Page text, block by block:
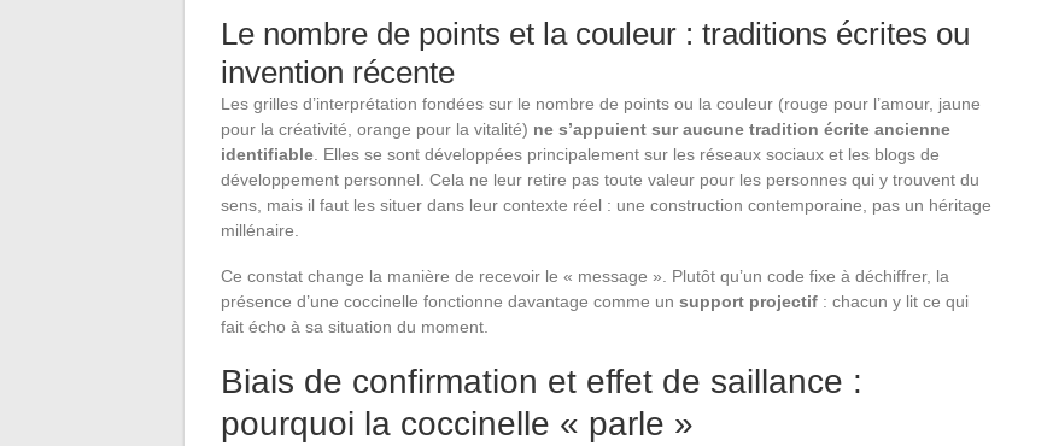
Le nombre de points et la couleur : traditions écrites ou
invention récente
Les grilles d’interprétation fondées sur le nombre de points ou la couleur (rouge pour l’amour, jaune
pour la créativité, orange pour la vitalité) ne s’appuient sur aucune tradition écrite ancienne
identifiable. Elles se sont développées principalement sur les réseaux sociaux et les blogs de
développement personnel. Cela ne leur retire pas toute valeur pour les personnes qui y trouvent du
sens, mais il faut les situer dans leur contexte réel : une construction contemporaine, pas un héritage
millénaire.
Ce constat change la manière de recevoir le « message ». Plutôt qu’un code fixe à déchiffrer, la
présence d’une coccinelle fonctionne davantage comme un support projectif : chacun y lit ce qui
fait écho à sa situation du moment.
Biais de confirmation et effet de saillance :
pourquoi la coccinelle « parle »